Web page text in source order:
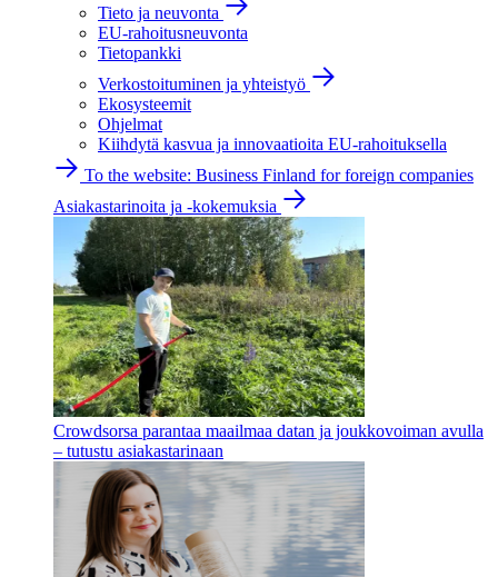
Tieto ja neuvonta
EU-rahoitusneuvonta
Tietopankki
Verkostoituminen ja yhteistyö
Ekosysteemit
Ohjelmat
Kiihdytä kasvua ja innovaatioita EU-rahoituksella
To the website: Business Finland for foreign companies
Asiakastarinoita ja -kokemuksia
Crowdsorsa parantaa maailmaa datan ja joukkovoiman avulla
– tutustu asiakastarinaan